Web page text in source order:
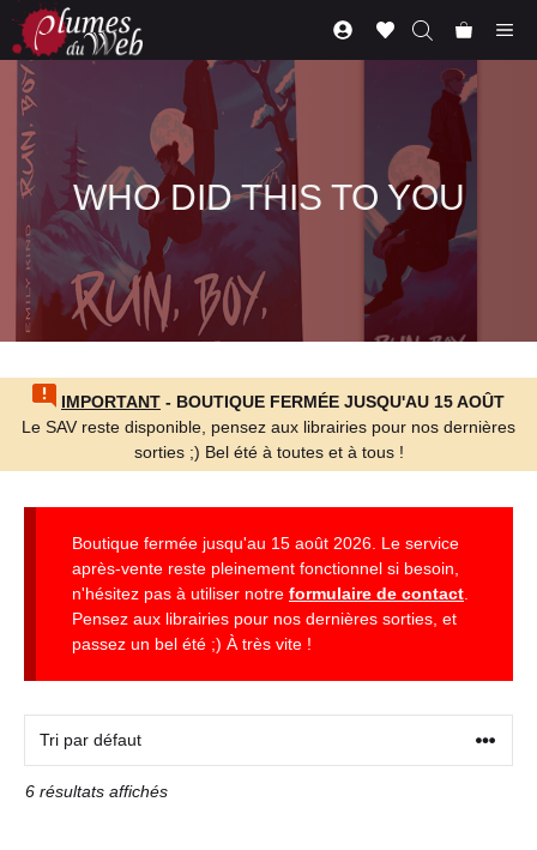
Aller
contenu
WHO DID THIS TO YOU
IMPORTANT - BOUTIQUE FERMÉE JUSQU'AU 15 AOÛT
Le SAV reste disponible, pensez aux librairies pour nos dernières
sorties ;) Bel été à toutes et à tous !
Boutique fermée jusqu'au 15 août 2026. Le service
après-vente reste pleinement fonctionnel si besoin,
n'hésitez pas à utiliser notre formulaire de contact
Pensez aux librairies pour nos dernières sorties, et
passez un bel été ;) À très vite !
6 résultats affichés